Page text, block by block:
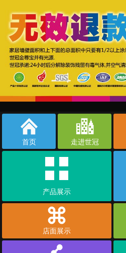
首页 走进世冠
产品展示
店面展示